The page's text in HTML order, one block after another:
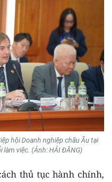
hội Doanh nghiệp châu Âu tại
làm việc. (Ảnh: HẢI ĐĂNG)
thủ tục hành chính,